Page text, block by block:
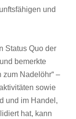
und
Status Quo der
bemerkte
zum Nadelöhr“ –
sowie
und im Handel,
hat, kann